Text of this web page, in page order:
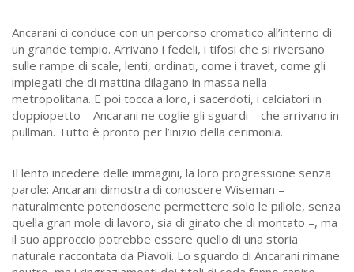
Ancarani ci conduce con un percorso cromatico all’interno di
un grande tempio. Arrivano i fedeli, i tifosi che si riversano
sulle rampe di scale, lenti, ordinati, come i travet, come gli
impiegati che di mattina dilagano in massa nella
metropolitana. E poi tocca a loro, i sacerdoti, i calciatori in
doppiopetto – Ancarani ne coglie gli sguardi – che arrivano in
pullman. Tutto è pronto per l’inizio della cerimonia.
Il lento incedere delle immagini, la loro progressione senza
parole: Ancarani dimostra di conoscere Wiseman –
naturalmente potendosene permettere solo le pillole, senza
quella gran mole di lavoro, sia di girato che di montato –, ma
il suo approccio potrebbe essere quello di una storia
naturale raccontata da Piavoli. Lo sguardo di Ancarani rimane